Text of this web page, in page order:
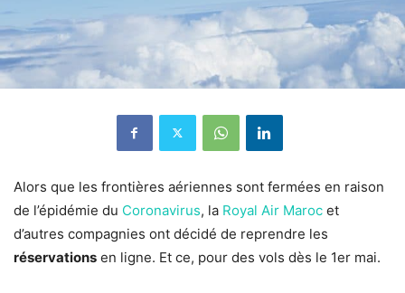
Alors que les frontières aériennes sont fermées en raison
de l’épidémie du Coronavirus, la Royal Air Maroc et
d’autres compagnies ont décidé de reprendre les
réservations en ligne. Et ce, pour des vols dès le 1er mai.